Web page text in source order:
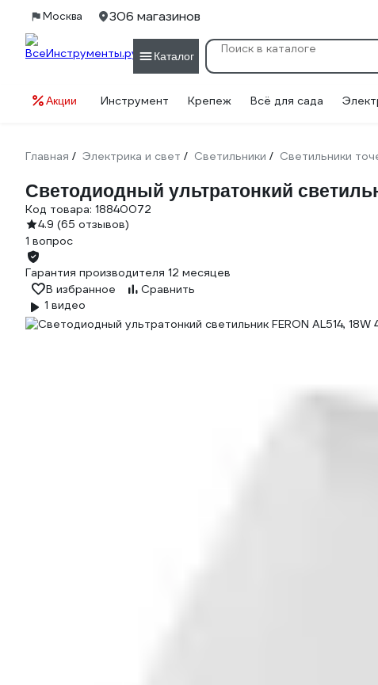
Москва 306 магазинов
Каталог
Акции Инструмент Крепеж Всё для сада
Главная / Электрика и свет / Светильники / Светильники
Светодиодный ультратонкий
Код товара: 18840072
4.9 (65 отзывов)
1 вопрос
Гарантия производителя 12 месяцев
В избранное
Сравнить
1 видео